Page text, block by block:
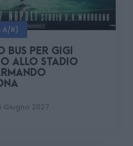
A/R)
BUS PER GIGI
ALLO STADIO
Giugno 2027